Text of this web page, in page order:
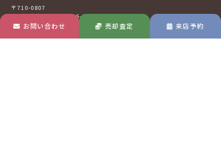
お問い合わせ 売却査定 来店予約
〒710-0807
岡山県倉敷市西阿知町16-2
TEL 0120-73-2121